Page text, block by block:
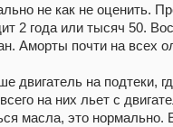
не как не оценить.
2 года или тысяч 50.
Аморты почти на всех
двигатель на подтеки,
на них льет с
масла, это нормально.